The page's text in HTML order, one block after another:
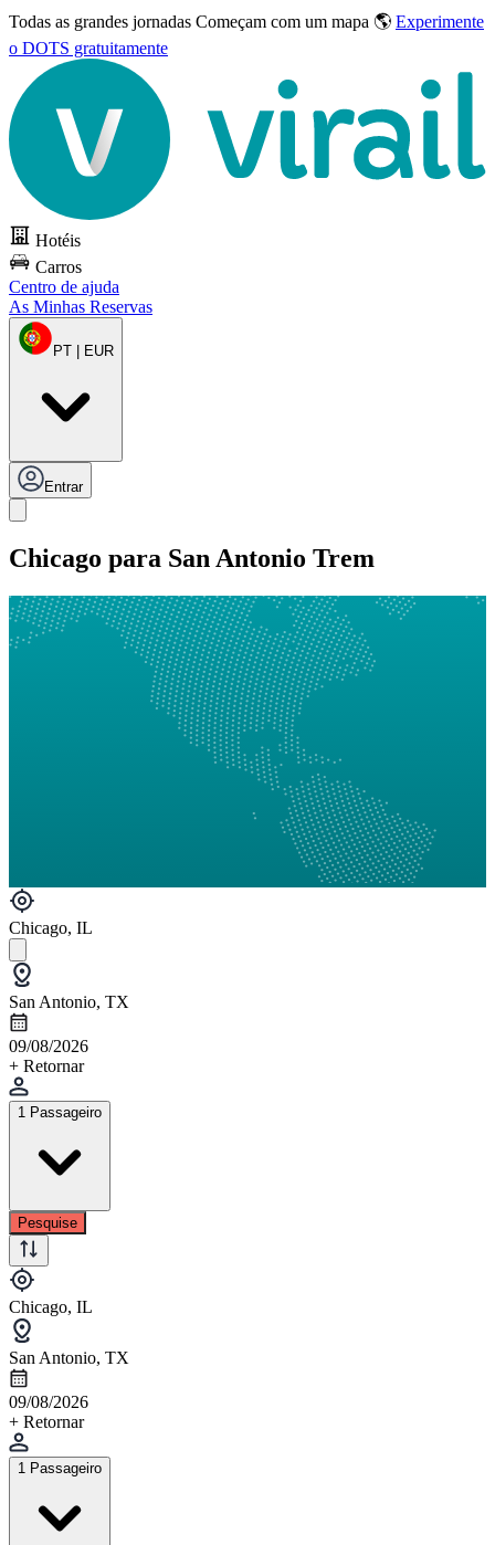
Todas as grandes jornadas Começam com um mapa 🌎 Experimente
o DOTS gratuitamente
Hotéis
Carros
Centro de ajuda
As Minhas Reservas
PT | EUR
Entrar
Chicago para San Antonio Trem
Chicago, IL
San Antonio, TX
09/08/2026
+ Retornar
1 Passageiro
Pesquise
Chicago, IL
San Antonio, TX
09/08/2026
+ Retornar
1 Passageiro